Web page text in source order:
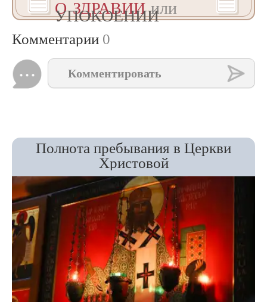
О ЗДРАВИИили
УПОКОЕНИИ
Комментарии 0
Комментировать
Полнота пребывания в Церкви
Христовой